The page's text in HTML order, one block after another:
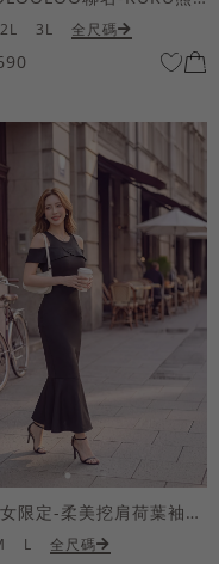
2L 3L 全尺碼
小隻女限定-柔美挖肩荷葉袖魚尾長洋裝
L 全尺碼